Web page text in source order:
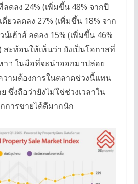
ดลง 24% (เพิ่มขึ้น 48% จากปี
ยวลดลง 27% (เพิ่มขึ้น 18% จาก
เฮ้าส์ ลดลง 15% (เพิ่มขึ้น 46%
ะท้อนให้เห็นว่า ยังเป็นโอกาสที่
าฯ ในมือที่จะนำออกมาปล่อย
วามต้องการในตลาดช่วงนี้แทน
ซึ่งถือว่ายังไม่ใช่ช่วงเวลาใน
การขายได้ดีมากนัก